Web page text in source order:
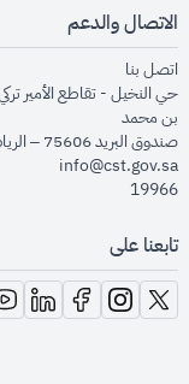
الاتصال والدعم
اتصل بنا
حي النخيل - تقاطع الأمير
بن محمد
صندوق البريد 75606 – الرياض 11588
info@cst.gov.sa
19966
تابعنا على
opens in new window
in new window
new window